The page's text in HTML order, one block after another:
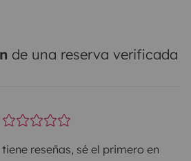
de una reserva verificada
reseñas, sé el primero en